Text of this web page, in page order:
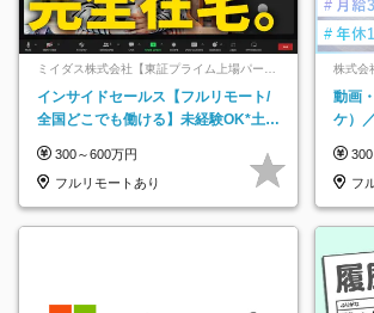
ミイダス株式会社【東証プライム上場パーソ
インサイドセールス【フルリモート/
全国どこでも働ける】未経験OK*土日
300～600万円
フルリモートあり
株式会
動画
ケ）
日以上
フ